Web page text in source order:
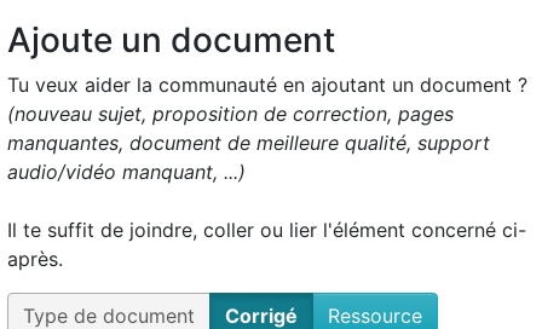
Ajoute un document
Tu veux aider la communauté en ajoutant un document ?
(nouveau sujet, proposition de correction, pages
manquantes, document de meilleure qualité, support
audio/vidéo manquant, ...)
Il te suffit de joindre, coller ou lier l'élément concerné ci-
après.
Type de document Corrigé Ressource